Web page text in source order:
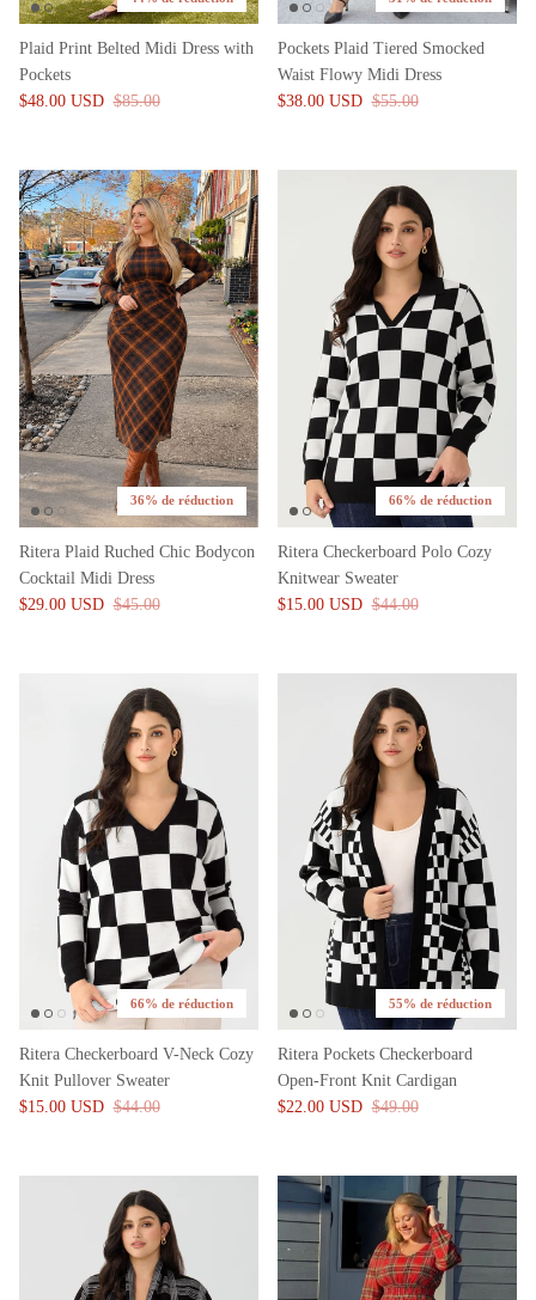
Plaid Print Belted Midi Dress with
Pockets
$48.00 USD $85.00
Pockets Plaid Tiered Smocked
Waist Flowy Midi Dress
$38.00 USD $55.00
36% de réduction
Ritera Plaid Ruched Chic Bodycon
Cocktail Midi Dress
$29.00 USD $45.00
66% de réduction
Ritera Checkerboard Polo Cozy
Knitwear Sweater
$15.00 USD $44.00
66% de réduction
Ritera Checkerboard V-Neck Cozy
Knit Pullover Sweater
$15.00 USD $44.00
55% de réduction
Ritera Pockets Checkerboard
Open-Front Knit Cardigan
$22.00 USD $49.00